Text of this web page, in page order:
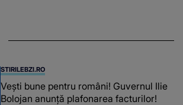
chiar și după trecerea anilor: "De
STIRILEBZI.RO
Vești bune pentru români! Guvernul Ilie
Bolojan anunță plafonarea facturilor!